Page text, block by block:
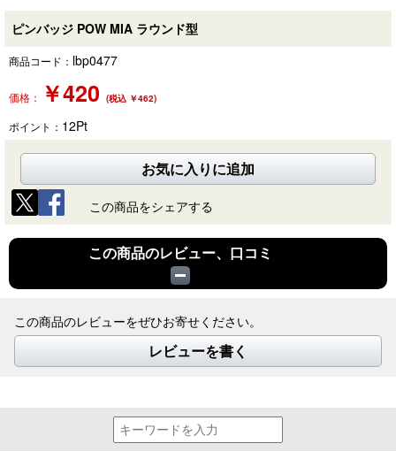
ピンバッジ POW MIA ラウンド型
商品コード： lbp0477
価格： ￥420 (税込 ￥462)
ポイント： 12Pt
お気に入りに追加
この商品をシェアする
この商品のレビュー、口コミ
この商品のレビューをぜひお寄せください。
レビューを書く